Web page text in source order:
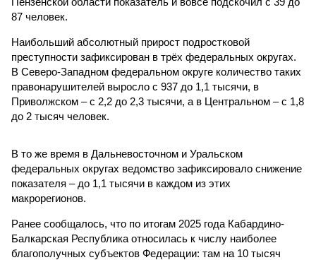
87 человек.
Наибольший абсолютный прирост подростковой
преступности зафиксирован в трёх федеральных округах.
В Северо-Западном федеральном округе количество таких
правонарушителей выросло с 937 до 1,1 тысячи, в
Приволжском – с 2,2 до 2,3 тысячи, а в Центральном – с 1,8
до 2 тысяч человек.
В то же время в Дальневосточном и Уральском
федеральных округах ведомство зафиксировало снижение
показателя – до 1,1 тысячи в каждом из этих
макрорегионов.
Ранее сообщалось, что по итогам 2025 года Кабардино-
Балкарская Республика относилась к числу наиболее
благополучных субъектов Федерации: там на 10 тысяч